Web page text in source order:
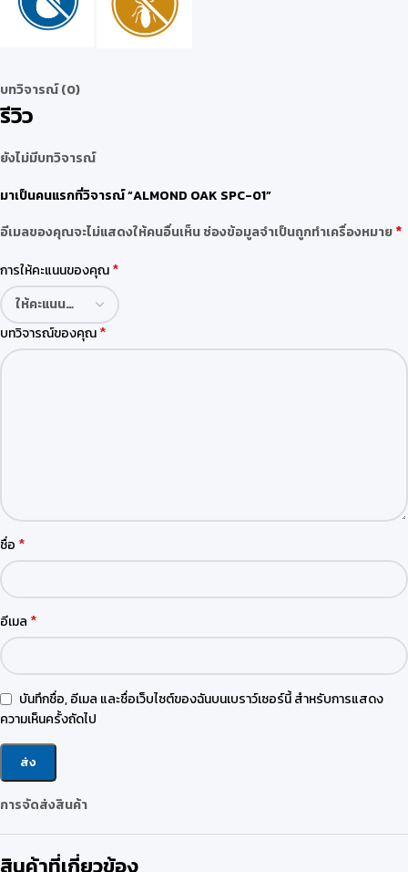
บทวิจารณ์ (0)
รีวิว
ยังไม่มีบทวิจารณ์
มาเป็นคนแรกที่วิจารณ์ “ALMOND OAK SPC-01”
อีเมลของคุณจะไม่แสดงให้คนอื่นเห็นช่องข้อมูลจำเป็นถูกทำเครื่องหมาย*
การให้คะแนนของคุณ*
บทวิจารณ์ของคุณ*
ชื่อ *
อีเมล *
บันทึกชื่อ, อีเมล และชื่อเว็บไซต์ของฉันบนเบราว์เซอร์นี้ สำหรับการแสดง
ความเห็นครั้งถัดไป
การจัดส่งสินค้า